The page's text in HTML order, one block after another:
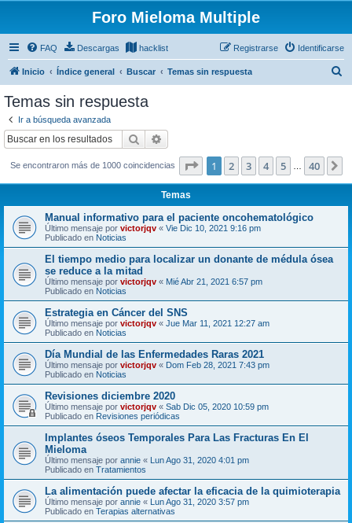
Foro Mieloma Multiple
FAQ Descargas hacklist Identificarse
Registrarse
Inicio Índice general Buscar Temas sin respuesta
Temas sin respuesta
Ir a búsqueda avanzada
Buscar
Se encontraron más de 1000 coincidencias Página de 40
1 2 3 4 5 40
Temas
Manual informativo para el paciente oncohematológico
Último mensaje por victorjqv « Vie Dic 10, 2021 9:16 pm
Publicado en Noticias
El tiempo medio para localizar un donante de médula ósea
se reduce a la mitad
Último mensaje por victorjqv « Mié Abr 21, 2021 6:57 pm
Publicado en Noticias
Estrategia en Cáncer del SNS
Último mensaje por victorjqv « Jue Mar 11, 2021 12:27 am
Publicado en Noticias
Día Mundial de las Enfermedades Raras 2021
Último mensaje por victorjqv « Dom Feb 28, 2021 7:43 pm
Publicado en Noticias
Revisiones diciembre 2020
Último mensaje por victorjqv « Sab Dic 05, 2020 10:59 pm
Publicado en Revisiones periódicas
Implantes óseos Temporales Para Las Fracturas En El
Mieloma
Último mensaje por annie « Lun Ago 31, 2020 4:01 pm
Publicado en Tratamientos
La alimentación puede afectar la eficacia de la quimioterapia
Último mensaje por annie « Lun Ago 31, 2020 3:57 pm
Publicado en Terapias alternativas